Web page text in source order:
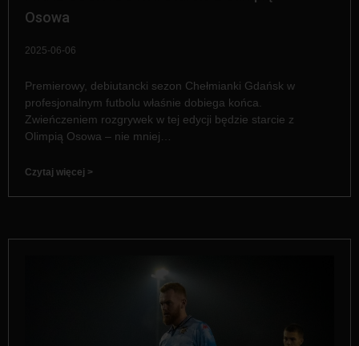
Osowa
2025-06-06
Premierowy, debiutancki sezon Chełmianki Gdańsk w
profesjonalnym futbolu właśnie dobiega końca.
Zwieńczeniem rozgrywek w tej edycji będzie starcie z
Olimpią Osowa – nie mniej…
Czytaj więcej >